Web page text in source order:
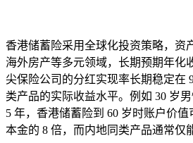
香港储蓄险采用全球化投资策略，资
海外房产等多元领域，长期预期年化
尖保险公司的分红实现率长期稳定在
类产品的实际收益水平。例如 30 岁
5 年，香港储蓄险到 60 岁时账户价值
本金的 8 倍，而内地同类产品通常仅